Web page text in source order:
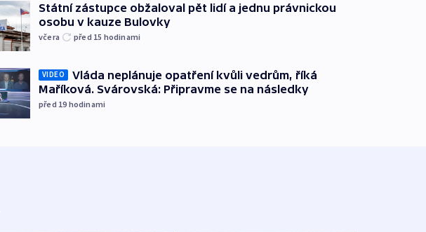
Státní zástupce obžaloval pět lidí a jednu právnickou
osobu v kauze Bulovky
včera před 15 hodinami
VIDEO
Vláda neplánuje opatření kvůli vedrům, říká
Maříková. Svárovská: Připravme se na následky
před 19 hodinami